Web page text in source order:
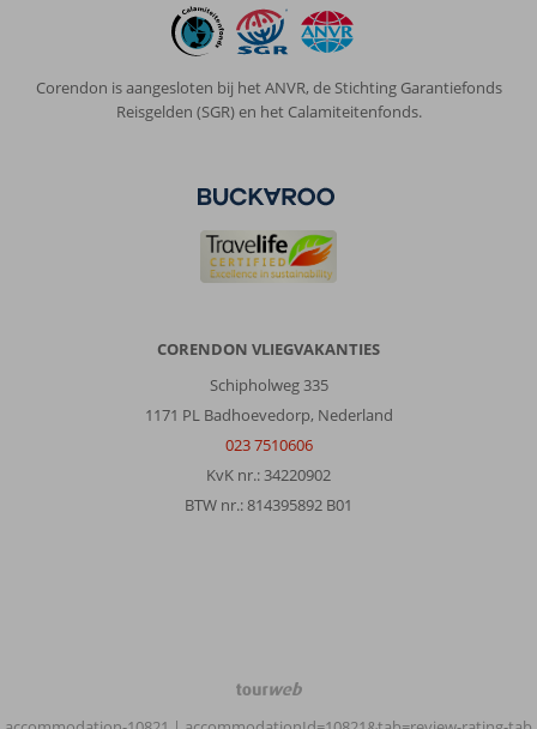
Corendon is aangesloten bij het ANVR, de Stichting Garantiefonds
Reisgelden (SGR) en het Calamiteitenfonds.
CORENDON VLIEGVAKANTIES
Schipholweg 335
1171 PL Badhoevedorp, Nederland
023 7510606
KvK nr.: 34220902
BTW nr.: 814395892 B01
TourWeb
©